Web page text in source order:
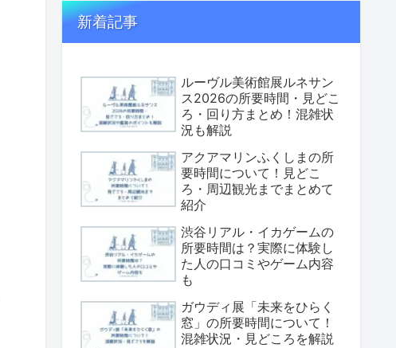
新着記事
ルーヴル美術館展ルネサン
ス2026の所要時間・見どこ
ろ・回り方まとめ！混雑状
況も解説
アクアマリンふくしまの所
要時間について！見どこ
ろ・周辺観光までまとめて
紹介
渋谷リアル・イカゲームの
所要時間は？実際に体験し
た人の口コミやゲーム内容
も
ガウディ展「未来をひらく
窓」の所要時間について！
混雑状況・見どころを解説